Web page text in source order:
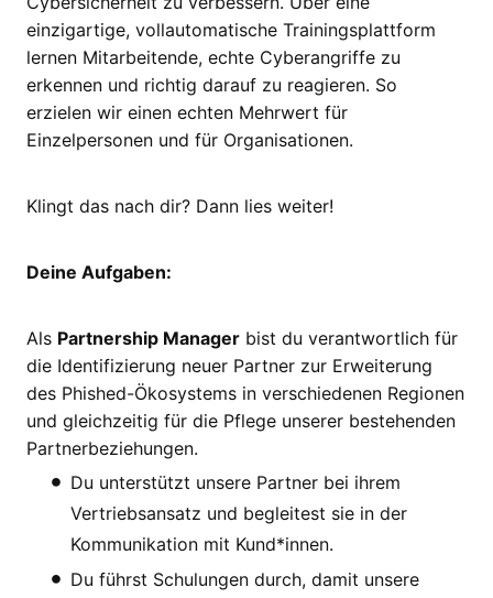
einzigartige, vollautomatische Trainingsplattform
lernen Mitarbeitende, echte Cyberangriffe zu
erkennen und richtig darauf zu reagieren. So
erzielen wir einen echten Mehrwert für
Einzelpersonen und für Organisationen.
Klingt das nach dir? Dann lies weiter!
Deine Aufgaben:
Als Partnership Manager bist du verantwortlich für
die Identifizierung neuer Partner zur Erweiterung
des Phished-Ökosystems in verschiedenen Regionen
und gleichzeitig für die Pflege unserer bestehenden
Partnerbeziehungen.
Du unterstützt unsere Partner bei ihrem
Vertriebsansatz und begleitest sie in der
Kommunikation mit Kund*innen.
Du führst Schulungen durch, damit unsere